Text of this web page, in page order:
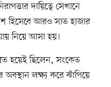
দায়িত্বে সেখানে
হিসেবে আরও সাত হাজার
নিয়ে আসা হয়।
হয়েই ছিলেন, সংকেত
অবস্থান লক্ষ্য করে ঝাঁপিয়ে